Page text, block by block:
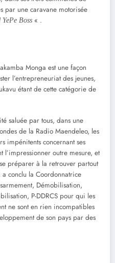
par une caravane motorisée
Boss « .
Monga est une façon
l’entrepreneuriat des jeunes,
étant de cette catégorie de
saluée par tous, dans une
de la Radio Maendeleo, les
impénitents concernant ses
l’impressionner outre mesure, et
préparer à la retrouver partout
conclu la Coordonnatrice
Démobilisation,
P-DDRCS pour qui les
ne sont en rien incompatibles
de son pays par des